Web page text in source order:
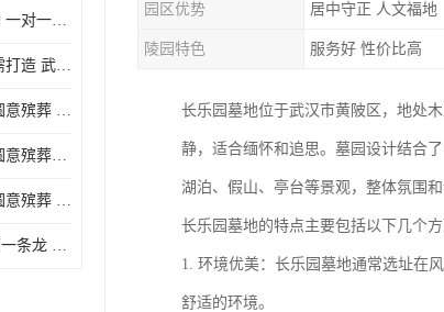
武汉蔡甸区白事机构 一对一服务 圆意殡葬
武昌区白事机构 按需打造 武汉圆意殡葬有限公司
武汉陵园服务公司 圆意殡葬 景致雅致
万福净土墓地墓地 圆意殡葬中心 多种款式
武汉陵园墓地行情 圆意殡葬 快速匹配您的需求
武汉仙鹤湖湿地公园一条龙 多种款式
园区优势 居中守正 人文福地
陵园特色 服务好 性价比高
长乐园墓地位于武汉市黄陂区，地处
静，适合缅怀和追思。墓园设计结合
湖泊、假山、亭台等景观，整体氛围
长乐园墓地的特点主要包括以下几个方
1. 环境优美：长乐园墓地通常选址在
舒适的环境。